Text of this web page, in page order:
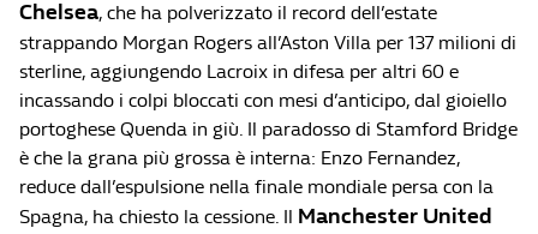
Chelsea, che ha polverizzato il record dell’estate
strappando Morgan Rogers all’Aston Villa per 137 milioni di
sterline, aggiungendo Lacroix in difesa per altri 60 e
incassando i colpi bloccati con mesi d’anticipo, dal gioiello
portoghese Quenda in giù. Il paradosso di Stamford Bridge
è che la grana più grossa è interna: Enzo Fernandez,
reduce dall’espulsione nella finale mondiale persa con la
Spagna, ha chiesto la cessione. Il Manchester United